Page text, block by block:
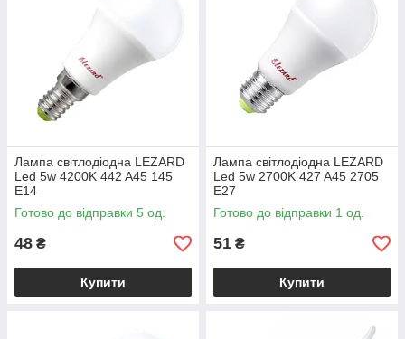
Лампа світлодіодна LEZARD
Led 5w 4200K 442 A45 145
E14
Готово до відправки 5 од.
48 ₴
Купити
Лампа світлодіодна LEZARD
Led 5w 2700K 427 A45 2705
E27
Готово до відправки 1 од.
51 ₴
Купити